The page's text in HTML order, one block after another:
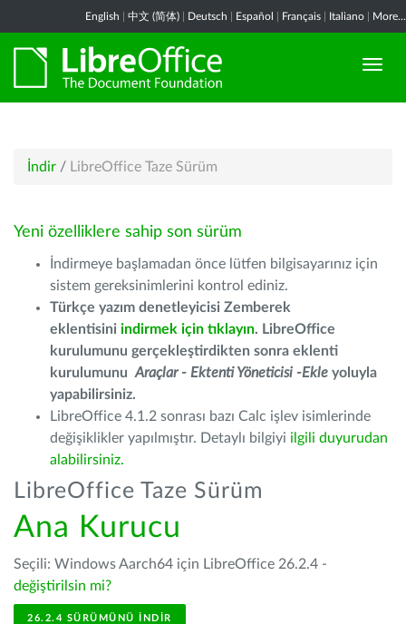
English 中文 (简体) Deutsch Español Français Italiano More...
İndir / LibreOffice Taze Sürüm
Yeni özelliklere sahip son sürüm
İndirmeye başlamadan önce lütfen bilgisayarınız için
sistem gereksinimlerini kontrol ediniz.
Türkçe yazım denetleyicisi Zemberek
eklentisini indirmek için tıklayın. LibreOffice
kurulumunu gerçekleştirdikten sonra eklenti
kurulumunu Araçlar - Ektenti Yöneticisi -Ekle yoluyla
yapabilirsiniz.
LibreOffice 4.1.2 sonrası bazı Calc işlev isimlerinde
değişiklikler yapılmıştır. Detaylı bilgiyi ilgili duyurudan
alabilirsiniz.
LibreOffice Taze Sürüm
Ana Kurucu
Seçili: Windows Aarch64 için LibreOffice 26.2.4 -
değiştirilsin mi?
26.2.4 SÜRÜMÜNÜ İNDIR